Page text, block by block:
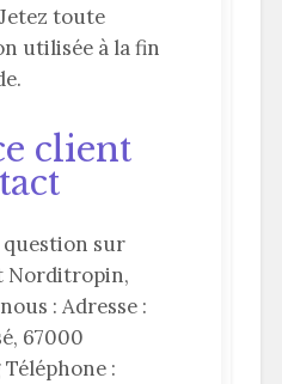
toute
utilisée à la fin
client
sur
Norditropin,
: Adresse :
67000
: